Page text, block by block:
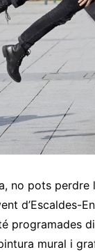
no pots
d’Escaldes-
mural i